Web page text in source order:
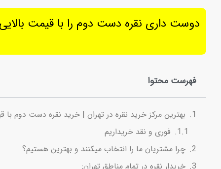
دوست داری نقره دست دوم را با قیمت
فهرست محتوا
بهترین مرکز خرید نقره در تهران | خرید نقره دست دوم با
فوری و نقد خریداریم
چرا مشتریان ما را انتخاب میکنند و بهترین هستیم؟
خریدار نقره در تمام مناطق تهران: